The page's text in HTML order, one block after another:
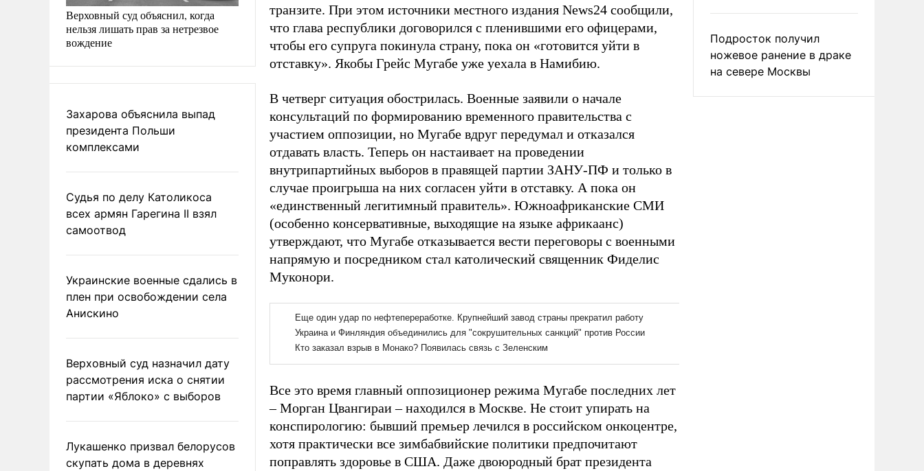
Верховный суд объяснил, когда
нельзя лишать прав за нетрезвое
вождение
Захарова объяснила выпад
президента Польши
комплексами
Судья по делу Католикоса
всех армян Гарегина II взял
самоотвод
Украинские военные сдались в
плен при освобождении села
Анискино
Верховный суд назначил дату
рассмотрения иска о снятии
партии «Яблоко» с выборов
Лукашенко призвал белорусов
скупать дома в деревнях
транзите. При этом источники местного издания News24 сообщили,
что глава республики договорился с пленившими его офицерами,
чтобы его супруга покинула страну, пока он «готовится уйти в
отставку». Якобы Грейс Мугабе уже уехала в Намибию.
В четверг ситуация обострилась. Военные заявили о начале
консультаций по формированию временного правительства с
участием оппозиции, но Мугабе вдруг передумал и отказался
отдавать власть. Теперь он настаивает на проведении
внутрипартийных выборов в правящей партии ЗАНУ-ПФ и только в
случае проигрыша на них согласен уйти в отставку. А пока он
«единственный легитимный правитель». Южноафриканские СМИ
(особенно консервативные, выходящие на языке африкаанс)
утверждают, что Мугабе отказывается вести переговоры с военными
напрямую и посредником стал католический священник Фиделис
Муконори.
Все это время главный оппозиционер режима Мугабе последних лет
– Морган Цвангираи – находился в Москве. Не стоит упирать на
конспирологию: бывший премьер лечился в российском онкоцентре,
хотя практически все зимбабвийские политики предпочитают
поправлять здоровье в США. Даже двоюродный брат президента
Подросток получил
ножевое ранение в драке
на севере Москвы